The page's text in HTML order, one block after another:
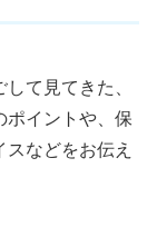
て見てきた、
ポイントや、保
などをお伝え